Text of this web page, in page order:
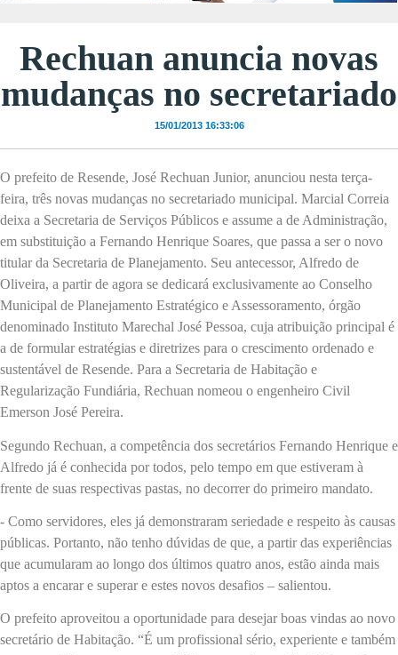
Rechuan anuncia novas
mudanças no secretariado
15/01/2013 16:33:06
O prefeito de Resende, José Rechuan Junior, anunciou nesta terça-
feira, três novas mudanças no secretariado municipal. Marcial Correia
deixa a Secretaria de Serviços Públicos e assume a de Administração,
em substituição a Fernando Henrique Soares, que passa a ser o novo
titular da Secretaria de Planejamento. Seu antecessor, Alfredo de
Oliveira, a partir de agora se dedicará exclusivamente ao Conselho
Municipal de Planejamento Estratégico e Assessoramento, órgão
denominado Instituto Marechal José Pessoa, cuja atribuição principal é
a de formular estratégias e diretrizes para o crescimento ordenado e
sustentável de Resende. Para a Secretaria de Habitação e
Regularização Fundiária, Rechuan nomeou o engenheiro Civil
Emerson José Pereira.
Segundo Rechuan, a competência dos secretários Fernando Henrique e
Alfredo já é conhecida por todos, pelo tempo em que estiveram à
frente de suas respectivas pastas, no decorrer do primeiro mandato.
- Como servidores, eles já demonstraram seriedade e respeito às causas
públicas. Portanto, não tenho dúvidas de que, a partir das experiências
que acumularam ao longo dos últimos quatro anos, estão ainda mais
aptos a encarar e superar e estes novos desafios – salientou.
O prefeito aproveitou a oportunidade para desejar boas vindas ao novo
secretário de Habitação. “É um profissional sério, experiente e também